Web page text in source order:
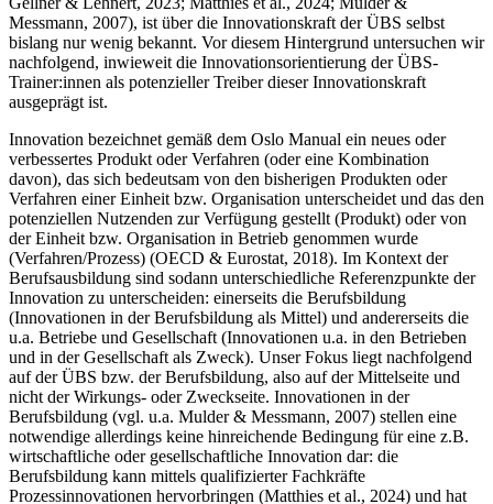
Messmann, 2007), ist über die Innovationskraft der ÜBS selbst
bislang nur wenig bekannt. Vor diesem Hintergrund untersuchen wir
nachfolgend, inwieweit die Innovationsorientierung der ÜBS-
Trainer:innen als potenzieller Treiber dieser Innovationskraft
ausgeprägt ist.
Innovation bezeichnet gemäß dem Oslo Manual ein neues oder
verbessertes Produkt oder Verfahren (oder eine Kombination
davon), das sich bedeutsam von den bisherigen Produkten oder
Verfahren einer Einheit bzw. Organisation unterscheidet und das den
potenziellen Nutzenden zur Verfügung gestellt (Produkt) oder von
der Einheit bzw. Organisation in Betrieb genommen wurde
(Verfahren/Prozess) (OECD & Eurostat, 2018). Im Kontext der
Berufsausbildung sind sodann unterschiedliche Referenzpunkte der
Innovation zu unterscheiden: einerseits die Berufsbildung
(Innovationen in der Berufsbildung als Mittel) und andererseits die
u.a. Betriebe und Gesellschaft (Innovationen u.a. in den Betrieben
und in der Gesellschaft als Zweck). Unser Fokus liegt nachfolgend
auf der ÜBS bzw. der Berufsbildung, also auf der Mittelseite und
nicht der Wirkungs- oder Zweckseite. Innovationen in der
Berufsbildung (vgl. u.a. Mulder & Messmann, 2007) stellen eine
notwendige allerdings keine hinreichende Bedingung für eine z.B.
wirtschaftliche oder gesellschaftliche Innovation dar: die
Berufsbildung kann mittels qualifizierter Fachkräfte
Prozessinnovationen hervorbringen (Matthies et al., 2024) und hat